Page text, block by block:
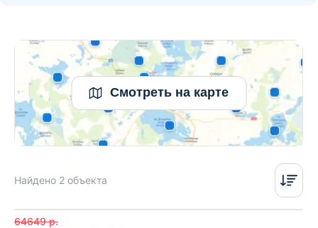
Смотреть на карте
Найдено 2 объекта
64649 р.